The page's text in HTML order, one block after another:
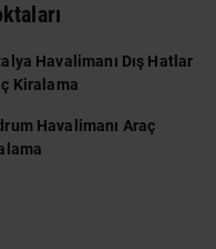
Havalimanı Dış Hatlar
Kiralama
Havalimanı Araç